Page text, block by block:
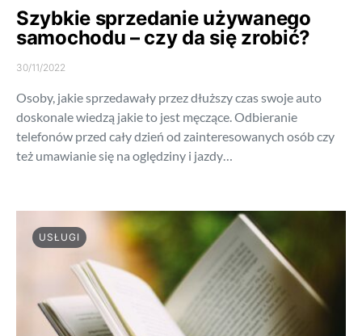
Szybkie sprzedanie używanego
samochodu – czy da się zrobić?
30/11/2022
Osoby, jakie sprzedawały przez dłuższy czas swoje auto
doskonale wiedzą jakie to jest męczące. Odbieranie
telefonów przed cały dzień od zainteresowanych osób czy
też umawianie się na oględziny i jazdy…
USŁUGI